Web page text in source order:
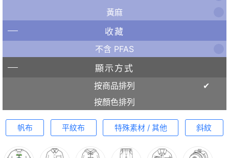
黃麻
收藏
不含 PFAS
顯示方式
按商品排列
按顏色排列
帆布 平紋布 特殊素材 / 其他 斜紋